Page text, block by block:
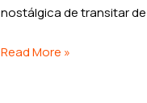
nostálgica de transitar
Read More »